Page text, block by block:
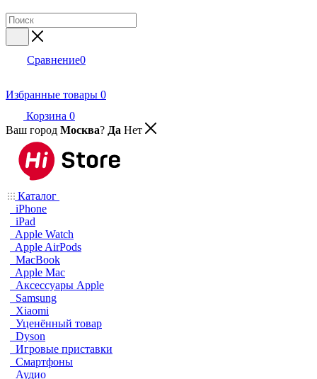
Сравнение0
Избранные товары 0
Корзина 0
Ваш город Москва? Да Нет
Каталог
iPhone
iPad
Apple Watch
Apple AirPods
MacBook
Apple Mac
Аксессуары Apple
Samsung
Xiaomi
Уценённый товар
Dyson
Игровые приставки
Смартфоны
Аудио